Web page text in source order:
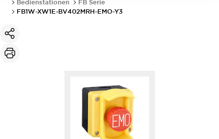
Bedienstationen
FB Serie
FB1W-XW1E-BV402MRH-EMO-Y3